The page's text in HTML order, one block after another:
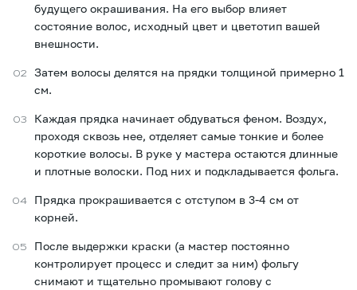
будущего окрашивания. На его выбор влияет
состояние волос, исходный цвет и цветотип вашей
внешности.
Затем волосы делятся на прядки толщиной примерно 1
см.
Каждая прядка начинает обдуваться феном. Воздух,
проходя сквозь нее, отделяет самые тонкие и более
короткие волосы. В руке у мастера остаются длинные
и плотные волоски. Под них и подкладывается фольга.
Прядка прокрашивается с отступом в 3-4 см от
корней.
После выдержки краски (а мастер постоянно
контролирует процесс и следит за ним) фольгу
снимают и тщательно промывают голову с